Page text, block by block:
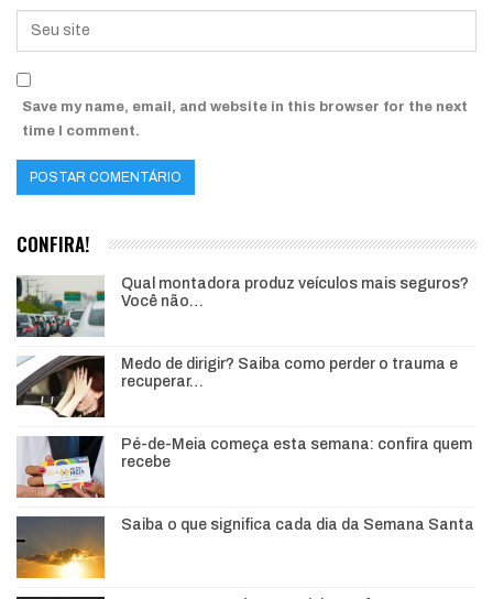
Save my name, email, and website in this browser for the next
time I comment.
CONFIRA!
Qual montadora produz veículos mais seguros?
Você não…
Medo de dirigir? Saiba como perder o trauma e
recuperar…
Pé-de-Meia começa esta semana: confira quem
recebe
Saiba o que significa cada dia da Semana Santa